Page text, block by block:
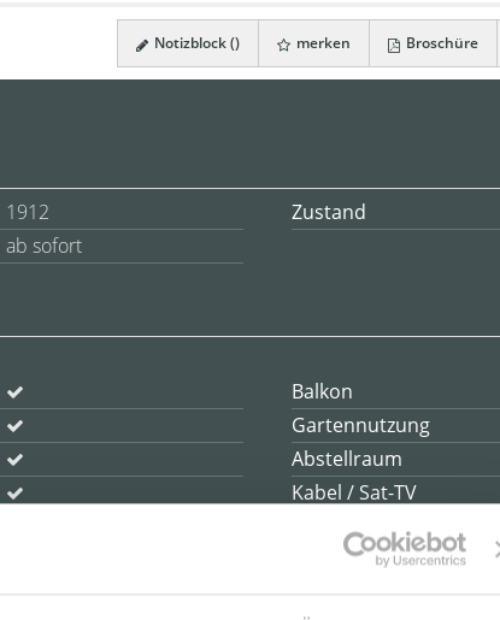
Notizblock () merken Broschüre
1912 Zustand
ab sofort
Balkon
Gartennutzung
Abstellraum
Kabel / Sat-TV